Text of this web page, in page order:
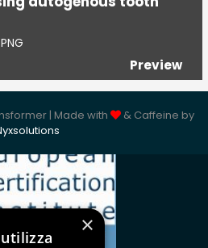
PNG
Preview
| Made with
& Caffeine by
×